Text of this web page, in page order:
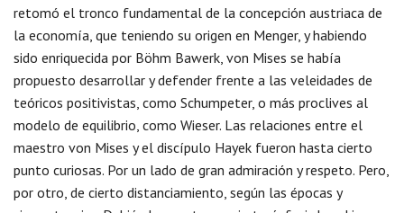
retomó el tronco fundamental de la concepción austriaca de
la economía, que teniendo su origen en Menger, y habiendo
sido enriquecida por Böhm Bawerk, von Mises se había
propuesto desarrollar y defender frente a las veleidades de
teóricos positivistas, como Schumpeter, o más proclives al
modelo de equilibrio, como Wieser. Las relaciones entre el
maestro von Mises y el discípulo Hayek fueron hasta cierto
punto curiosas. Por un lado de gran admiración y respeto. Pero,
por otro, de cierto distanciamiento, según las épocas y